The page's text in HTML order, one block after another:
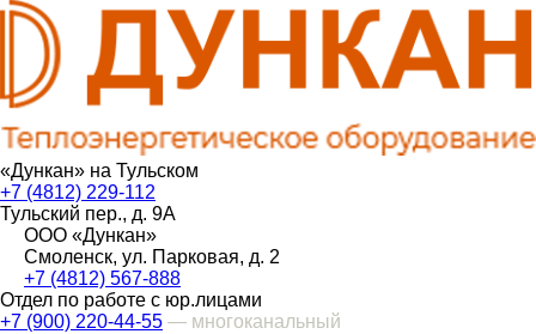
«Дункан» на Тульском
+7 (4812) 229-112
Тульский пер., д. 9А
ООО «Дункан»
Смоленск, ул. Парковая, д. 2
+7 (4812) 567-888
Отдел по работе с юр.лицами
+7 (900) 220-44-55 — многоканальный